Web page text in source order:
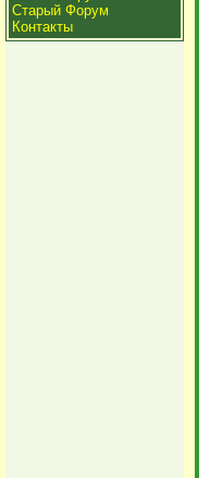
Старый Форум
Контакты